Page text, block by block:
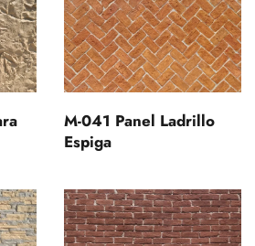
M-041 Panel Ladrillo
Espiga